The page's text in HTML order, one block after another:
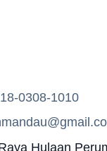
0308-1010
Hulaan